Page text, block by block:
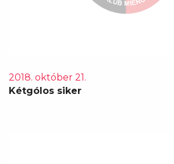
2018. október 21.
Kétgólos siker